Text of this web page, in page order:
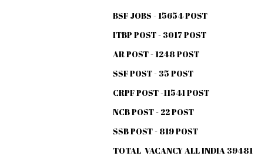
BSF JOBS - 15654 POST
ITBP POST - 3017 POST
AR POST - 1248 POST
SSF POST - 35 POST
CRPF POST -11541 POST
NCB POST - 22 POST
SSB POST - 819 POST
TOTAL VACANCY ALL INDIA 39481